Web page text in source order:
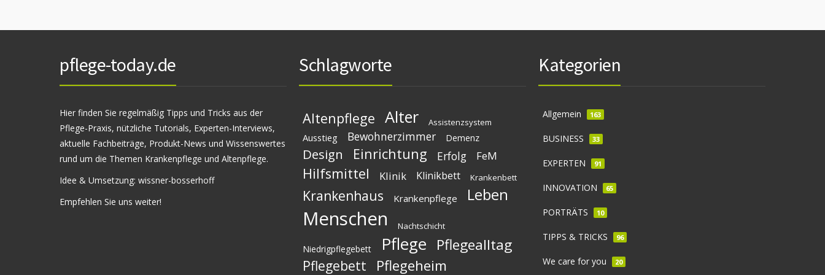
pflege-today.de
Hier finden Sie regelmäßig Tipps und Tricks aus der
Pflege-Praxis, nützliche Tutorials, Experten-Interviews,
aktuelle Fachbeiträge, Produkt-News und Wissenswertes
rund um die Themen Krankenpflege und Altenpflege.
Idee & Umsetzung: wissner-bosserhoff
Empfehlen Sie uns weiter!
Schlagworte
Altenpflege Alter Assistenzsystem
Ausstieg Bewohnerzimmer Demenz
Design Einrichtung Erfolg FeM
Hilfsmittel Klinik Klinikbett Krankenbett
Krankenhaus Krankenpflege Leben
Menschen Nachtschicht
Niedrigpflegebett Pflege Pflegealltag
Pflegebett Pflegeheim
Kategorien
Allgemein 163
BUSINESS 33
EXPERTEN 91
INNOVATION 65
PORTRÄTS 10
TIPPS & TRICKS 96
We care for you 20